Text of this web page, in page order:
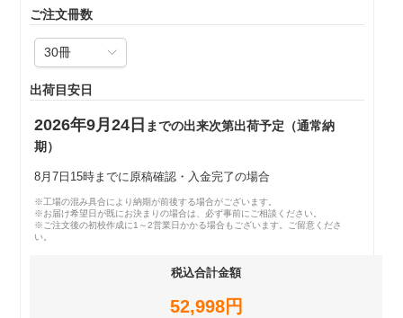
ご注文冊数
出荷目安日
2026年9月24日 までの出来次第出荷予定（通常納
期）
8月7日15時までに原稿確認・入金完了の場合
※工場の混み具合により納期が前後する場合がございます。
※お届け希望日が既にお決まりの場合は、必ず事前にご相談ください。
※ご注文後の初校作成に1～2営業日かかる場合もございます。ご留意くださ
い。
税込合計金額
52,998円